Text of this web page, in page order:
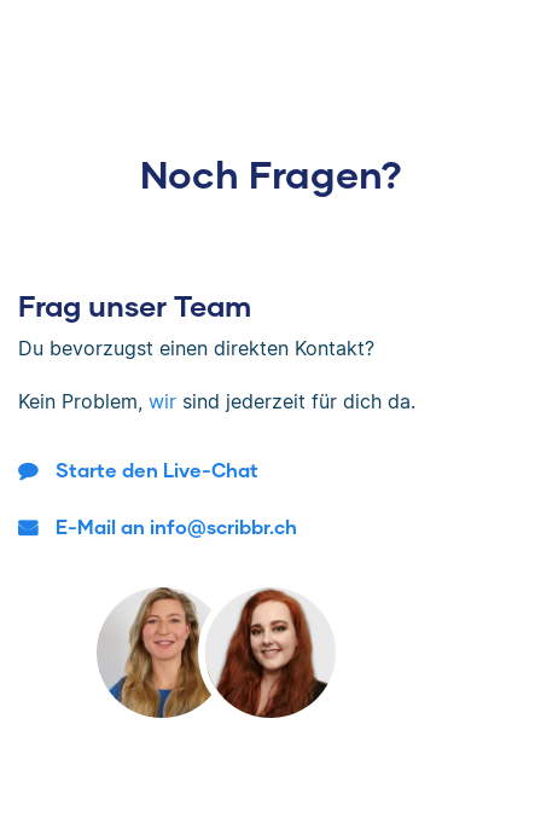
Noch Fragen?
Frag unser Team
Du bevorzugst einen direkten Kontakt?
Kein Problem, wir sind jederzeit für dich da.
Starte den Live-Chat
E-Mail an info@scribbr.ch